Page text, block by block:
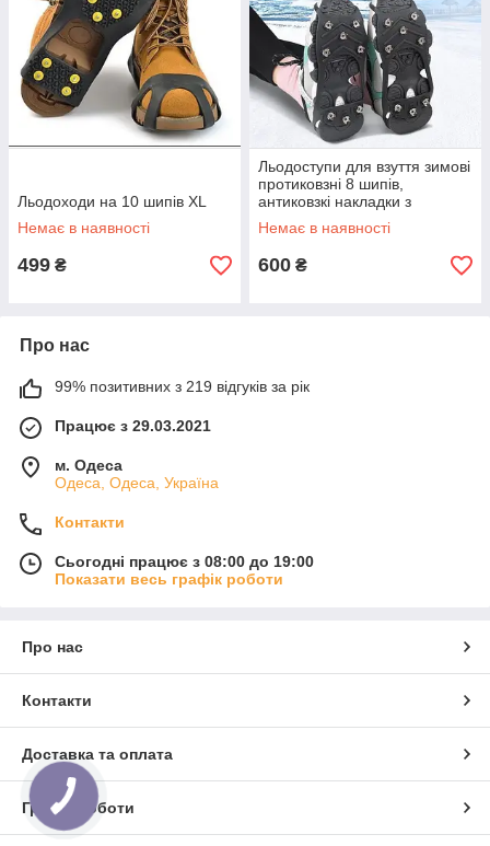
Льодоходи на 10 шипів XL
Немає в наявності
499 ₴
Льодоступи для взуття зимові
протиковзні 8 шипів,
антиковзкі накладки з
металевими шипами, розмір
М Чорні, DM-17
Немає в наявності
600 ₴
Про нас
99% позитивних з 219 відгуків за рік
Працює з 29.03.2021
м. Одеса
Одеса, Одеса, Україна
Контакти
Сьогодні працює з 08:00 до 19:00
Показати весь графік роботи
Про нас
Контакти
Доставка та оплата
Графік роботи